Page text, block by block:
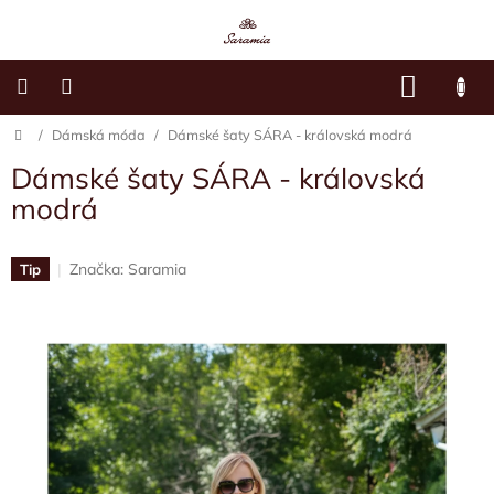
KOŠÍK
Dětské
Dámská
móda
Sára's
mně
Kontakty
Moje
objednávka
Domů
/ Dámská móda / Dámské šaty SÁRA - královská modrá
Dámské šaty SÁRA - královská
modrá
Tip Značka: Saramia